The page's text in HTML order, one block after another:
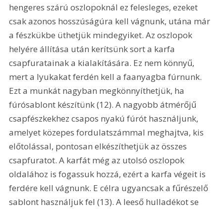
hengeres szárú oszlopoknál ez felesleges, ezeket
csak azonos hosszúságúra kell vágnunk, utána már
a fészkükbe üthetjük mindegyiket. Az oszlopok
helyére állítása után kerítsünk sort a karfa
csapfuratainak a kialakítására. Ez nem könnyű,
mert a lyukakat ferdén kell a faanyagba fúrnunk.
Ezt a munkát nagyban megkönnyíthetjük, ha
fúrósablont készítünk (12). A nagyobb átmérőjű
csapfészkekhez csapos nyakú fúrót használjunk,
amelyet közepes fordulatszámmal meghajtva, kis
előtolással, pontosan elkészíthetjük az összes
csapfuratot. A karfát még az utolsó oszlopok
oldalához is fogassuk hozzá, ezért a karfa végeit is
ferdére kell vágnunk. E célra ugyancsak a fűrészelő
sablont használjuk fel (13). A leeső hulladékot se